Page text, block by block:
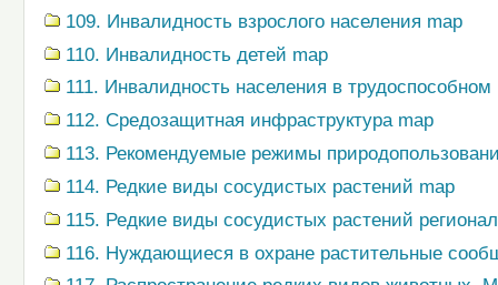
109. Инвалидность взрослого населения map
110. Инвалидность детей map
111. Инвалидность населения в трудоспособном
112. Средозащитная инфраструктура map
113. Рекомендуемые режимы
114. Редкие виды сосудистых растений map
115. Редкие виды сосудистых растений
116. Нуждающиеся в охране растительные